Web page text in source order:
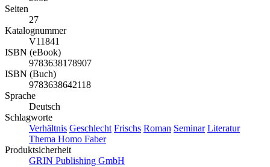
Seiten
27
Katalognummer
V11841
ISBN (eBook)
9783638178907
ISBN (Buch)
9783638642118
Sprache
Deutsch
Schlagworte
Verhältnis Geschlecht Frischs Roman Seminar Literatur
Thema Homo Faber
Produktsicherheit
GRIN Publishing GmbH